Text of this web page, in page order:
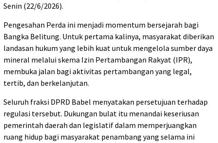
Senin (22/6/2026).
Pengesahan Perda ini menjadi momentum bersejarah bagi
Bangka Belitung. Untuk pertama kalinya, masyarakat diberikan
landasan hukum yang lebih kuat untuk mengelola sumber daya
mineral melalui skema Izin Pertambangan Rakyat (IPR),
membuka jalan bagi aktivitas pertambangan yang legal,
tertib, dan berkelanjutan.
Seluruh fraksi DPRD Babel menyatakan persetujuan terhadap
regulasi tersebut. Dukungan bulat itu menandai keseriusan
pemerintah daerah dan legislatif dalam memperjuangkan
ruang hidup bagi masyarakat penambang yang selama ini